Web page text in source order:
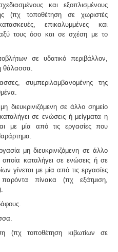
-
ξενοδοχειακών κτιρίων
διατάξεις του
εκτός σχεδίου -
Σύμφωνα
διατάξεις του νόμου
εξ αδιαιρέτου μπορούν να
διαίρεσης ιδιοκτησίας
από το 65% των
και εξοπλισμένους
(πχ τοποθέτηση σε χωριστές
επικαλυμμένες και
τους όσο και σε σχέση με το
σε υδατικό περιβάλλον,
θάλασσα.
συμπεριλαμβανομένης της
διευκρινιζόμενη σε άλλο σημείο
σε ενώσεις ή μείγματα η
με μία από τις εργασίες που
μη διευκρινιζόμενη σε άλλο
καταλήγει σε ενώσεις ή σε
γίνεται με μία από τις εργασίες
πίνακα (πχ εξάτμιση,
(πχ τοποθέτηση κιβωτίων σε